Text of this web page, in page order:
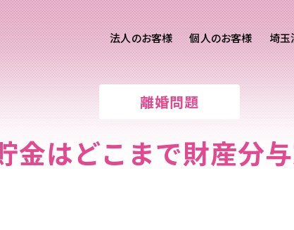
法人のお客様 個人のお客様
個人のお客様ご相談
離婚問題 刑事事件
埼玉
離婚問題
金はどこまで財産分